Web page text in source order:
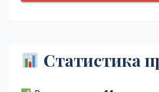
Статистика